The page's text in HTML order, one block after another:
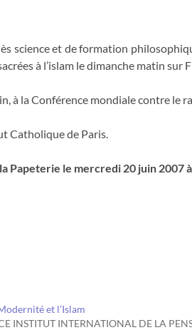
science et de formation
à l’islam le dimanche matin sur
à la Conférence mondiale contre le
Catholique de Paris.
Papeterie le mercredi 20 juin 2007 à
et l’Islam
INSTITUT INTERNATIONAL DE LA